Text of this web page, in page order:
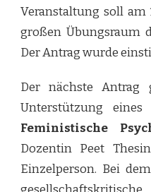
Veranstaltung soll am
großen Übungsraum
Der Antrag wurde
Der nächste
Unterstützung eines
Feministische
Dozentin Peet
Einzelperson. Bei